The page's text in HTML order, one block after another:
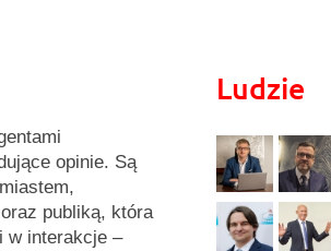
opinie. Są
publiką, która
w interakcje –
Ludzie